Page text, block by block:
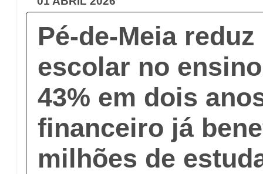
Pé-de-Meia
escolar no
43% em dois
financeiro já
milhões de